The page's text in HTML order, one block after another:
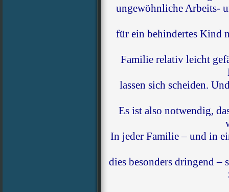
ungewöhnliche Arbeits-
für ein behindertes Kind
Familie relativ leicht
lassen sich scheiden.
Es ist also notwendig,
In jeder Familie – und in
dies besonders dringend –